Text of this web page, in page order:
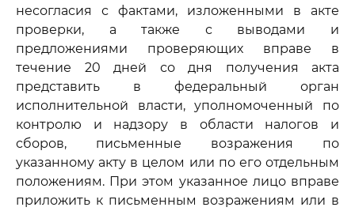
несогласия с фактами, изложенными в акте
проверки, а также с выводами и
предложениями проверяющих вправе в
течение 20 дней со дня получения акта
представить в федеральный орган
исполнительной власти, уполномоченный по
контролю и надзору в области налогов и
сборов, письменные возражения по
указанному акту в целом или по его отдельным
положениям. При этом указанное лицо вправе
приложить к письменным возражениям или в